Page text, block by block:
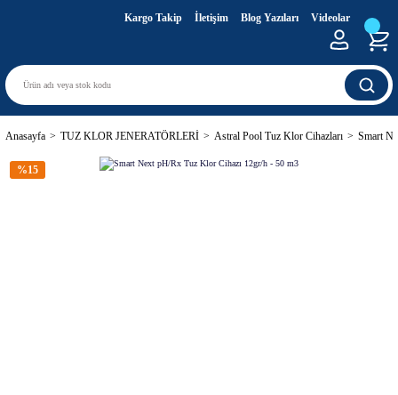
Kargo Takip İletişim Blog Yazıları Videolar
Anasayfa TUZ KLOR JENERATÖRLERİ Astral Pool Tuz Klor Cihazları Smart
%15